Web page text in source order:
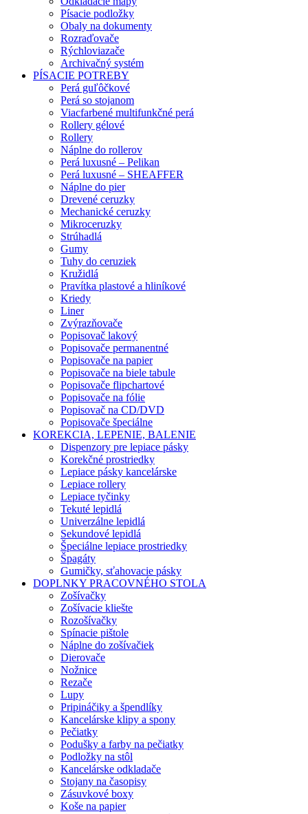
Písacie podložky
Obaly na dokumenty
Rozraďovače
Rýchloviazače
Archivačný systém
PÍSACIE POTREBY
Perá guľôčkové
Perá so stojanom
Viacfarbené multifunkčné perá
Rollery gélové
Rollery
Náplne do rollerov
Perá luxusné – Pelikan
Perá luxusné – SHEAFFER
Náplne do pier
Drevené ceruzky
Mechanické ceruzky
Mikroceruzky
Strúhadlá
Gumy
Tuhy do ceruziek
Kružidlá
Pravítka plastové a hliníkové
Kriedy
Liner
Zvýrazňovače
Popisovač lakový
Popisovače permanentné
Popisovače na papier
Popisovače na biele tabule
Popisovače flipchartové
Popisovače na fólie
Popisovač na CD/DVD
Popisovače špeciálne
KOREKCIA, LEPENIE, BALENIE
Dispenzory pre lepiace pásky
Korekčné prostriedky
Lepiace pásky kancelárske
Lepiace rollery
Lepiace tyčinky
Tekuté lepidlá
Univerzálne lepidlá
Sekundové lepidlá
Špeciálne lepiace prostriedky
Špagáty
Gumičky, sťahovacie pásky
DOPLNKY PRACOVNÉHO STOLA
Zošívačky
Zošívacie kliešte
Rozošívačky
Spínacie pištole
Náplne do zošívačiek
Dierovače
Nožnice
Rezače
Lupy
Pripináčiky a špendlíky
Kancelárske klipy a spony
Pečiatky
Podušky a farby na pečiatky
Podložky na stôl
Kancelárske odkladače
Stojany na časopisy
Zásuvkové boxy
Koše na papier